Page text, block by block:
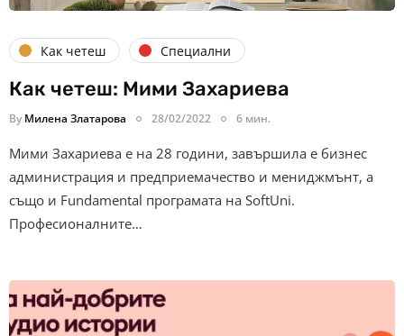
Как четеш Специални
Как четеш: Мими Захариева
By Милена Златарова 28/02/2022 6 мин.
Мими Захариева е на 28 години, завършила е бизнес
администрация и предприемачество и мениджмънт, а
също и Fundamental програмата на SoftUni.
Професионалните…